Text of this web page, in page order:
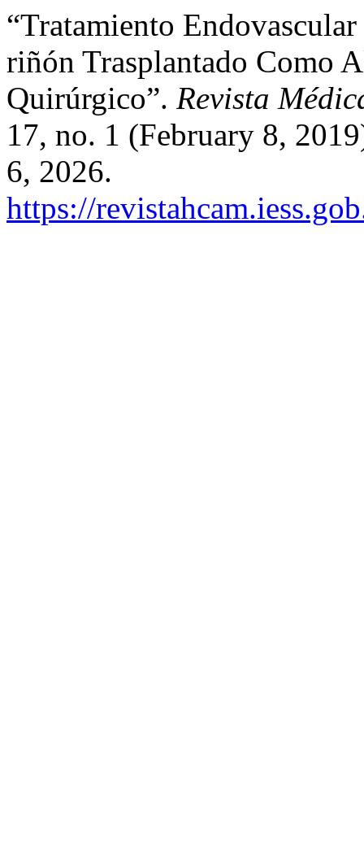
“Tratamiento
riñón Trasplantado Como
Quirúrgico”. Revista
17, no. 1 (February 8,
6, 2026.
https://